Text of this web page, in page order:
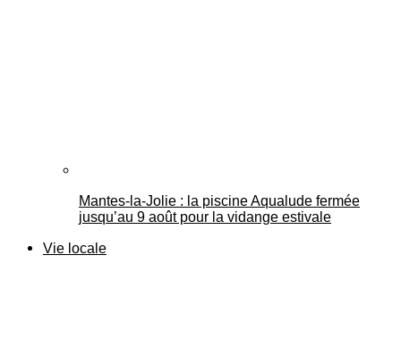
Mantes-la-Jolie : la piscine Aqualude fermée
jusqu’au 9 août pour la vidange estivale
Vie locale